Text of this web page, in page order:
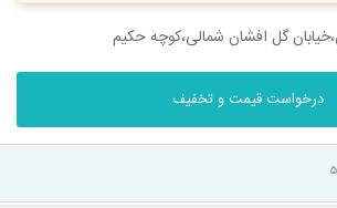
گل افشان شمالی،کوچه حکیم
درخواست قیمت و تخفیف
۵